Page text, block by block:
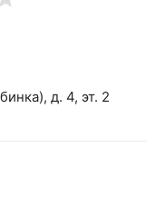
д. 4, эт. 2